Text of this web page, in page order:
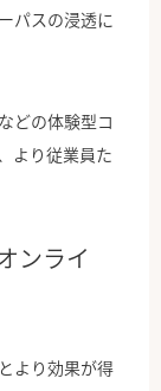
パスの浸透に
どの体験型コ
より従業員た
ンライ
より効果が得